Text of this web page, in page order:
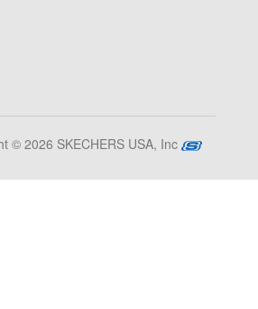
© 2026 SKECHERS USA, Inc